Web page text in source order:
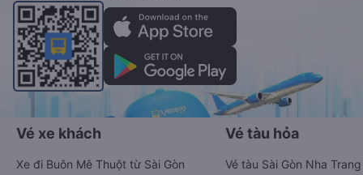
Vé xe khách
Xe đi Buôn Mê Thuột từ Sài Gòn
Vé tàu hỏa
Vé tàu Sài Gòn Nha Trang